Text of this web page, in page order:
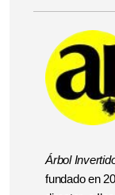
Árbol
fundado en